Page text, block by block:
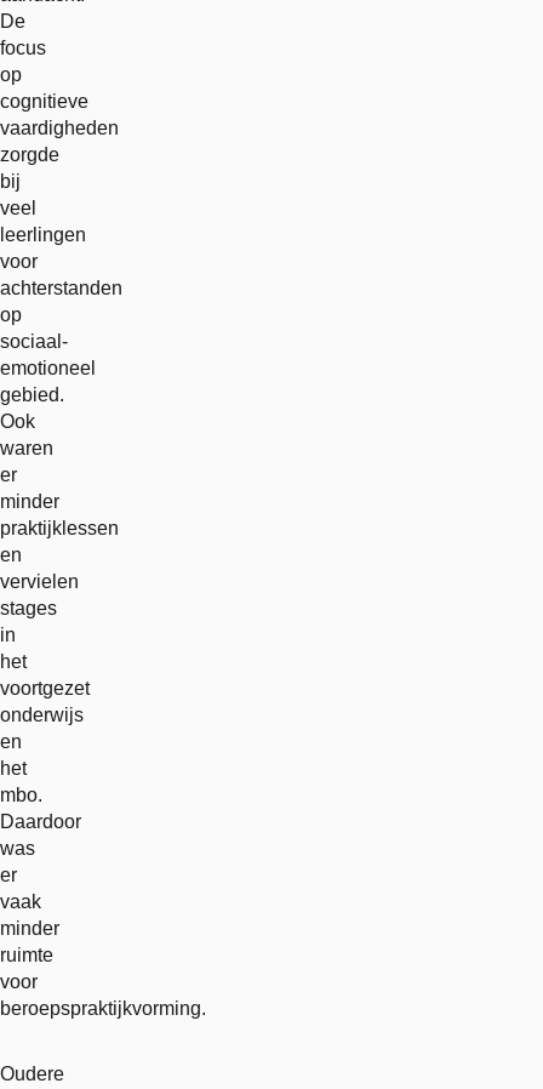
De
focus
op
cognitieve
vaardigheden
zorgde
bij
veel
leerlingen
voor
achterstanden
op
sociaal-
emotioneel
gebied.
Ook
waren
er
minder
praktijklessen
en
vervielen
stages
in
het
voortgezet
onderwijs
en
het
mbo.
Daardoor
was
er
vaak
minder
ruimte
voor
beroepspraktijkvorming.
Oudere